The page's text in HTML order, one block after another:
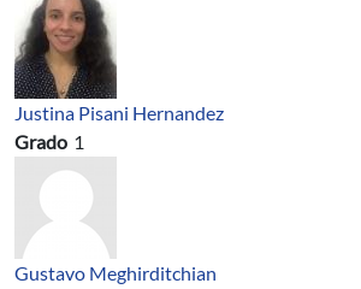
Justina Pisani Hernandez
Grado 1
Gustavo Meghirditchian